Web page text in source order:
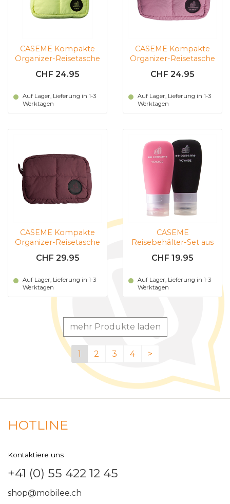
CASEME Kompakte
Organizer-Reisetasche
CHF 24.95
Auf Lager, Lieferung in 1-3
Werktagen
CASEME Kompakte
Organizer-Reisetasche
CHF 24.95
Auf Lager, Lieferung in 1-3
Werktagen
CASEME Kompakte
Organizer-Reisetasche
CHF 29.95
Auf Lager, Lieferung in 1-3
Werktagen
CASEME
Reisebehälter-Set aus
schwarz)
CHF 19.95
Auf Lager, Lieferung in 1-3
Werktagen
mehr Produkte laden
1 2 3 4 >
HOTLINE
Kontaktiere uns
+41 (0) 55 422 12 45
shop@mobilee.ch